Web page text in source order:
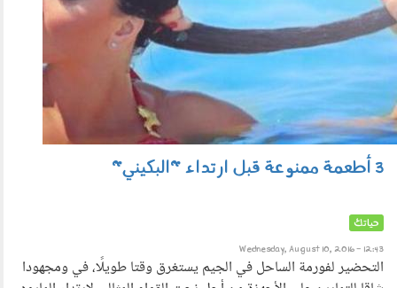
3 أطعمة ممنوعة قبل ارتداء "البكيني"
حياتك
Wednesday, August 10, 2016 - 12:43
التحضير لفورمة الساحل في الجيم يستغرق وقتا طويلًا، في ومجهودا